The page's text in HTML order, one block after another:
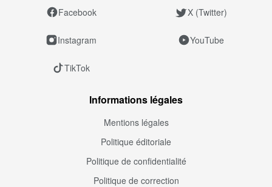
Facebook X (Twitter)
Instagram YouTube
TikTok
Informations légales
Mentions légales
Politique éditoriale
Politique de confidentialité
Politique de correction